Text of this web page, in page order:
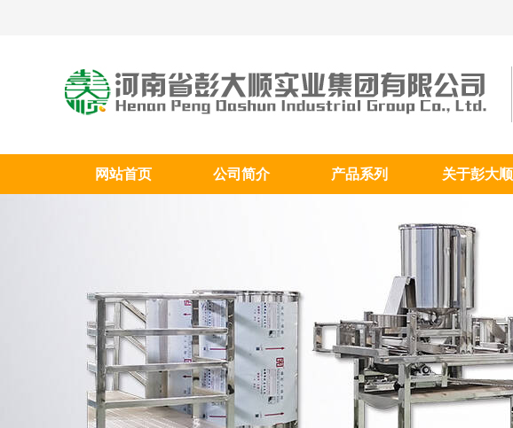
网站首页 公司简介 产品系列 关于彭大顺